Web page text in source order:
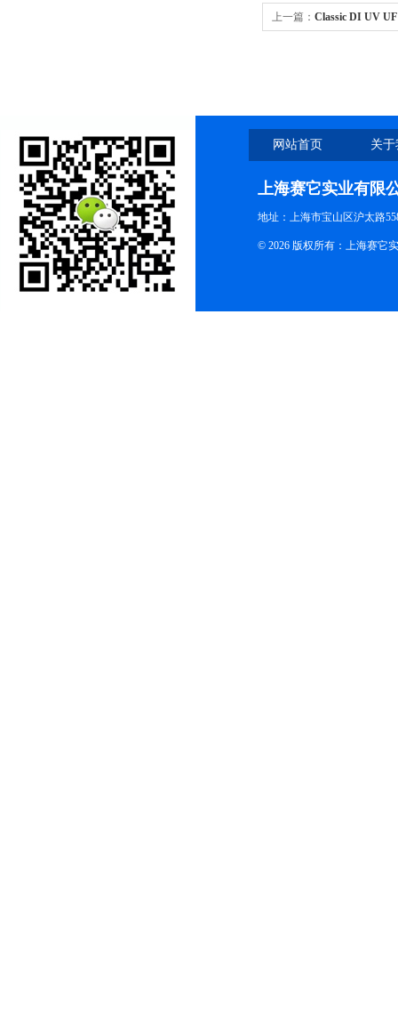
上一篇： Classic DI UV
网站首页 关
上海赛它实业有限
地址：上海市宝山区沪太路
© 2026 版权所有：上海赛它